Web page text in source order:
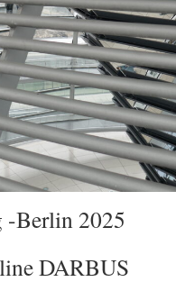
-Berlin 2025
DARBUS